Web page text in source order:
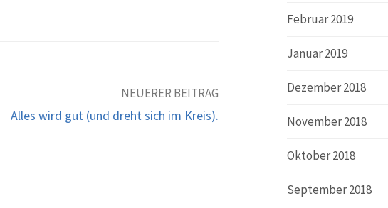
NEUERER BEITRAG
Alles wird gut (und dreht sich im Kreis).
Februar 2019
Januar 2019
Dezember 2018
November 2018
Oktober 2018
September 2018